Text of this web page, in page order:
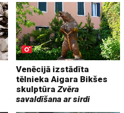
Venēcijā izstādīta
tēlnieka Aigara Bikšes
skulptūraZvēra
savaldīšana ar sirdi